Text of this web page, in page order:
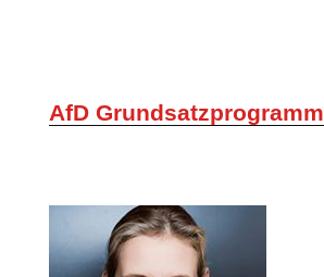
AfD Grundsatzprogramm